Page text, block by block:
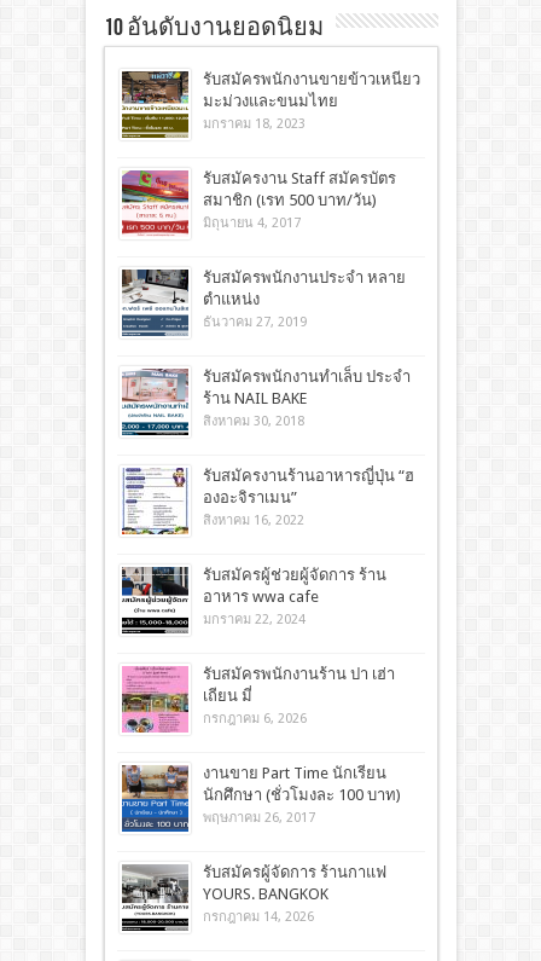
10 อันดับงานยอดนิยม
รับสมัครพนักงานขายข้าวเหนียว
มะม่วงและขนมไทย
มกราคม 18, 2023
รับสมัครงาน Staff สมัครบัตร
สมาชิก (เรท 500 บาท/วัน)
มิถุนายน 4, 2017
รับสมัครพนักงานประจำ หลาย
ตำแหน่ง
ธันวาคม 27, 2019
รับสมัครพนักงานทำเล็บ ประจำ
ร้าน NAIL BAKE
สิงหาคม 30, 2018
รับสมัครงานร้านอาหารญี่ปุ่น “ฮ
องอะจิราเมน”
สิงหาคม 16, 2022
รับสมัครผู้ช่วยผู้จัดการ ร้าน
อาหาร wwa cafe
มกราคม 22, 2024
รับสมัครพนักงานร้าน ปา เฮ่า
เถียน มี่
กรกฎาคม 6, 2026
งานขาย Part Time นักเรียน
นักศึกษา (ชั่วโมงละ 100 บาท)
พฤษภาคม 26, 2017
รับสมัครผู้จัดการ ร้านกาแฟ
YOURS. BANGKOK
กรกฎาคม 14, 2026